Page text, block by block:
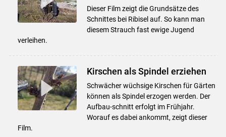
Dieser Film zeigt die Grundsätze des
Schnittes bei Ribisel auf. So kann man
diesem Strauch fast ewige Jugend
verleihen.
Kirschen als Spindel erziehen
Schwächer wüchsige Kirschen für Gärten
können als Spindel erzogen werden. Der
Aufbau-schnitt erfolgt im Frühjahr.
Worauf es dabei ankommt, zeigt dieser
Film.